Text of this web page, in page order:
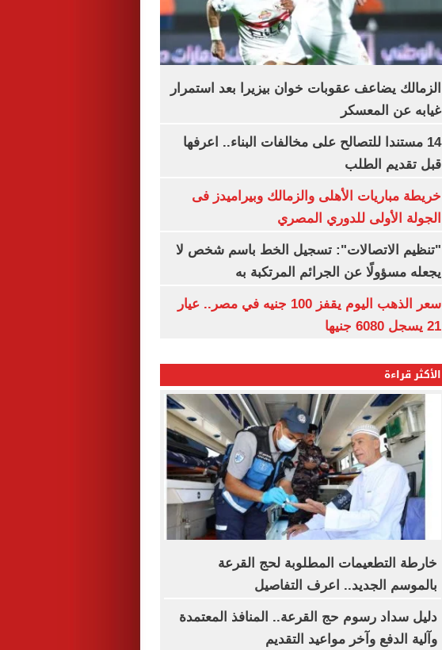
الزمالك يضاعف عقوبات خوان بيزيرا بعد استمرار
غيابه عن المعسكر
14 مستندا للتصالح على مخالفات البناء.. اعرفها
قبل تقديم الطلب
خريطة مباريات الأهلى والزمالك وبيراميدز فى
الجولة الأولى للدوري المصري
"تنظيم الاتصالات": تسجيل الخط باسم شخص لا
يجعله مسؤولًا عن الجرائم المرتكبة به
سعر الذهب اليوم يقفز 100 جنيه في مصر.. عيار
21 يسجل 6080 جنيها
الأكثر قراءة
خارطة التطعيمات المطلوبة لحج القرعة
بالموسم الجديد.. اعرف التفاصيل
دليل سداد رسوم حج القرعة.. المنافذ المعتمدة
وآلية الدفع وآخر مواعيد التقديم